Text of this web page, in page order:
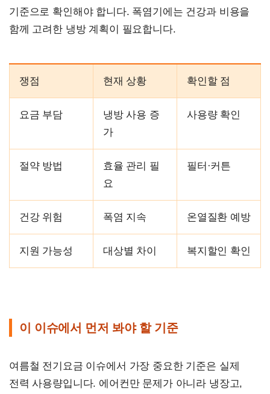
기준으로 확인해야 합니다. 폭염기에는 건강과 비용을
함께 고려한 냉방 계획이 필요합니다.
쟁점 현재 상황 확인할 점
요금 부담
냉방 사용 증
가
사용량 확인
절약 방법
효율 관리 필
요
필터·커튼
건강 위험 폭염 지속 온열질환 예방
지원 가능성 대상별 차이 복지할인 확인
이 이슈에서 먼저 봐야 할 기준
여름철 전기요금 이슈에서 가장 중요한 기준은 실제
전력 사용량입니다. 에어컨만 문제가 아니라 냉장고,